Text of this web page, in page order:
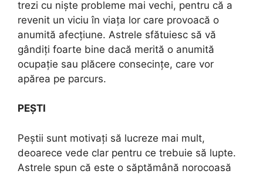
trezi cu niște probleme mai vechi, pentru că a
revenit un viciu în viața lor care provoacă o
anumită afecțiune. Astrele sfătuiesc să vă
gândiți foarte bine dacă merită o anumită
ocupație sau plăcere consecințe, care vor
apărea pe parcurs.
PEȘTI
Peștii sunt motivați să lucreze mai mult,
deoarece vede clar pentru ce trebuie să lupte.
Astrele spun că este o săptămână norocoasă